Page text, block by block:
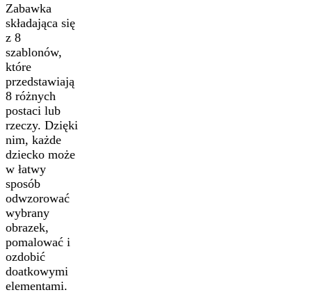
Zabawka
składająca się
z 8
szablonów,
które
przedstawiają
8 różnych
postaci lub
rzeczy. Dzięki
nim, każde
dziecko może
w łatwy
sposób
odwzorować
wybrany
obrazek,
pomalować i
ozdobić
doatkowymi
elementami.